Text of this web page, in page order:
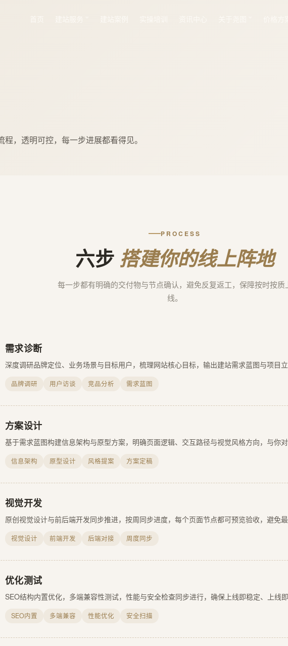
，透明可控，每一步进展都看得见。
PROCESS
六步 搭建你的线上阵地
每一步都有明确的交付物与节点确认，避免反复返工，保障按时按质
线。
需求诊断
深度调研品牌定位、业务场景与目标用户，梳理网站核心目标，输出建站需求蓝图与项目立
品牌调研 用户访谈 竞品分析 需求蓝图
方案设计
基于需求蓝图构建信息架构与原型方案，明确页面逻辑、交互路径与视觉风格方向，与你对
信息架构 原型设计 风格提案 方案定稿
视觉开发
原创视觉设计与前后端开发同步推进，按周同步进度，每个页面节点都可预览验收，避免最
视觉设计 前端开发 后端对接 周度同步
优化测试
SEO结构内置优化，多端兼容性测试，性能与安全检查同步进行，确保上线即稳定、上线即
SEO内置 多端兼容 性能优化 安全扫描